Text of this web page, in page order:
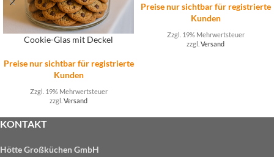
Cookie-Glas mit Deckel
Preise nur sichtbar für registrierte
Kunden
Zzgl. 19% Mehrwertsteuer
zzgl. Versand
Preise nur sichtbar für registrierte
Kunden
Zzgl. 19% Mehrwertsteuer
zzgl. Versand
KONTAKT
Hötte Großküchen GmbH